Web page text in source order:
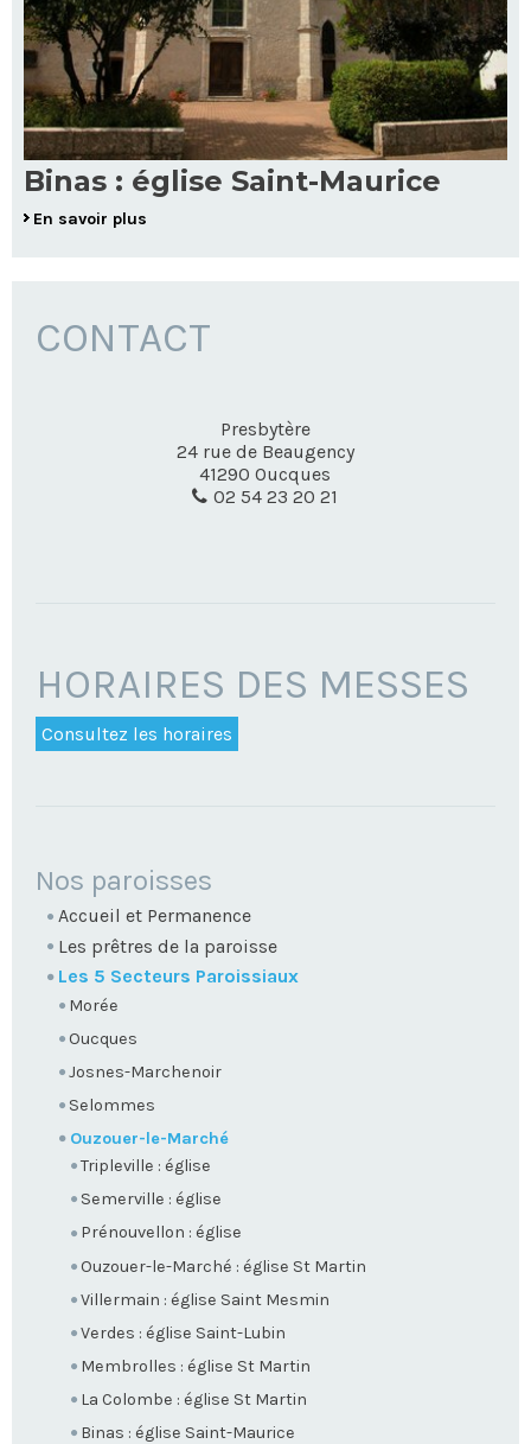
Binas : église Saint-Maurice
En savoir plus
CONTACT
Presbytère
24 rue de Beaugency
41290 Oucques
02 54 23 20 21
HORAIRES DES MESSES
Consultez les horaires
NAVIGATION
Nos paroisses
Accueil et Permanence
Les prêtres de la paroisse
Les 5 Secteurs Paroissiaux
Morée
Oucques
Josnes-Marchenoir
Selommes
Ouzouer-le-Marché
Tripleville : église
Semerville : église
Prénouvellon : église
Ouzouer-le-Marché : église St Martin
Villermain : église Saint Mesmin
Verdes : église Saint-Lubin
Membrolles : église St Martin
La Colombe : église St Martin
Binas : église Saint-Maurice